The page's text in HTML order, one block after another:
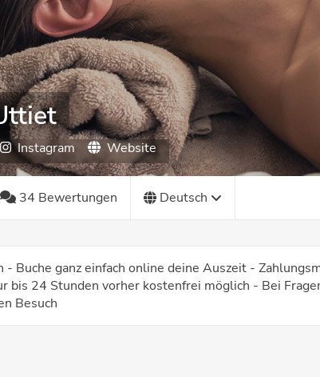
Instagram Website
34 Bewertungen Deutsch
Buche ganz einfach online deine Auszeit -
bis 24 Stunden vorher kostenfrei möglich - Bei
Besuch